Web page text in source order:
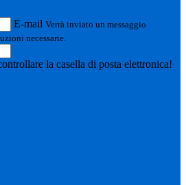
E-mail Verrà inviato un messaggio
necessarie.
la casella di posta elettronica!